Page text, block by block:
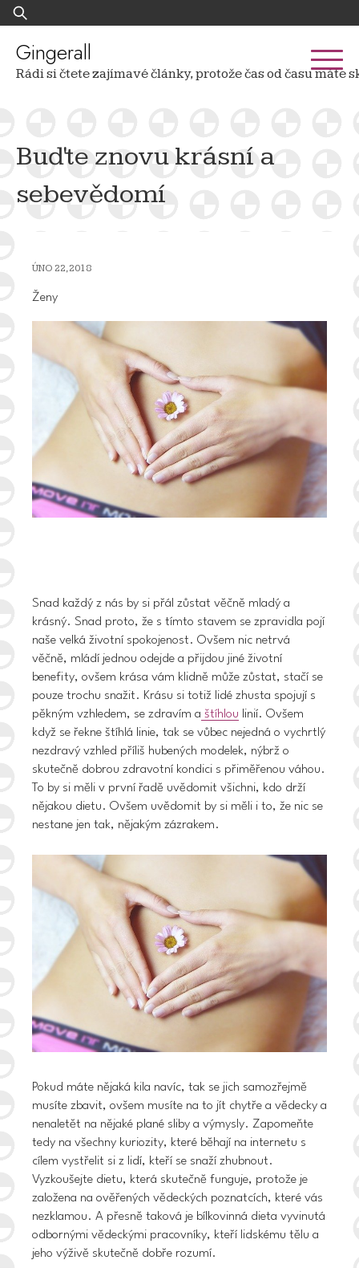
Skip
to
content
Vyhledávání
Gingerall
Rádi si čtete zajímavé články, protože čas od času
Buďte znovu krásní a
sebevědomí
ÚNO 22, 2018
Ženy
Snad každý z nás by si přál zůstat věčně mladý a
krásný. Snad proto, že s tímto stavem se zpravidla pojí
naše velká životní spokojenost. Ovšem nic netrvá
věčně, mládí jednou odejde a přijdou jiné životní
benefity, ovšem krása vám klidně může zůstat, stačí se
pouze trochu snažit. Krásu si totiž lidé zhusta spojují s
pěkným vzhledem, se zdravím a štíhlou linií. Ovšem
když se řekne štíhlá linie, tak se vůbec nejedná o vychrtlý
nezdravý vzhled příliš hubených modelek, nýbrž o
skutečně dobrou zdravotní kondici s přiměřenou váhou.
To by si měli v první řadě uvědomit všichni, kdo drží
nějakou dietu. Ovšem uvědomit by si měli i to, že nic se
nestane jen tak, nějakým zázrakem.
Pokud máte nějaká kila navíc, tak se jich samozřejmě
musíte zbavit, ovšem musíte na to jít chytře a vědecky a
nenaletět na nějaké plané sliby a výmysly. Zapomeňte
tedy na všechny kuriozity, které běhají na internetu s
cílem vystřelit si z lidí, kteří se snaží zhubnout.
Vyzkoušejte dietu, která skutečně funguje, protože je
založena na ověřených vědeckých poznatcích, které vás
nezklamou. A přesně taková je bílkovinná dieta vyvinutá
odbornými vědeckými pracovníky, kteří lidskému tělu a
jeho výživě skutečně dobře rozumí.